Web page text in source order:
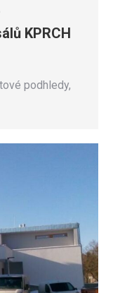
KPRCH
podhledy,